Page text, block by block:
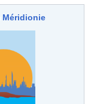
Méridionie